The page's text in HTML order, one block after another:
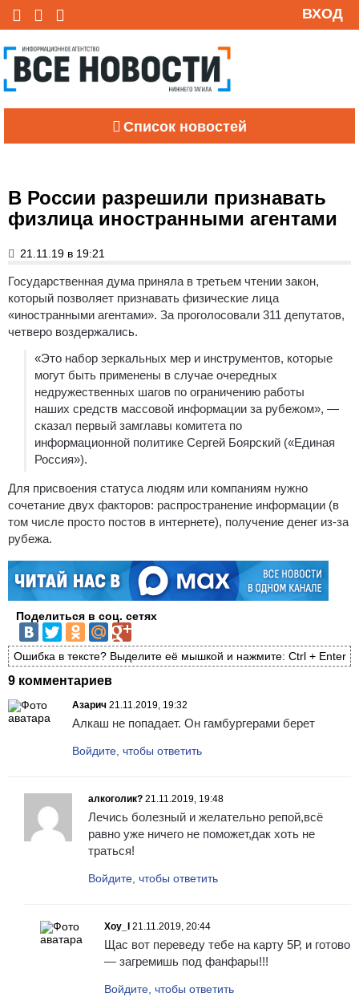
ВХОД
Список новостей
В России разрешили признавать
физлица иностранными агентами
21.11.19 в 19:21
Государственная дума приняла в третьем чтении закон,
который позволяет признавать физические лица
«иностранными агентами». За проголосовали 311 депутатов,
четверо воздержались.
«Это набор зеркальных мер и инструментов, которые
могут быть применены в случае очередных
недружественных шагов по ограничению работы
наших средств массовой информации за рубежом», —
сказал первый замглавы комитета по
информационной политике Сергей Боярский («Единая
Россия»).
Для присвоения статуса людям или компаниям нужно
сочетание двух факторов: распространение информации (в
том числе просто постов в интернете), получение денег из-за
рубежа.
Поделиться в соц. сетях
Ошибка в тексте? Выделите её мышкой и нажмите: Ctrl + Enter
9 комментариев
Азарич 21.11.2019, 19:32
Алкаш не попадает. Он гамбургерами берет
Войдите, чтобы ответить
алкоголик? 21.11.2019, 19:48
Лечись болезный и желательно репой,всё
равно уже ничего не поможет,дак хоть не
траться!
Войдите, чтобы ответить
Xoy_I 21.11.2019, 20:44
Щас вот переведу тебе на карту 5Р, и готово
— загремишь под фанфары!!!
Войдите, чтобы ответить